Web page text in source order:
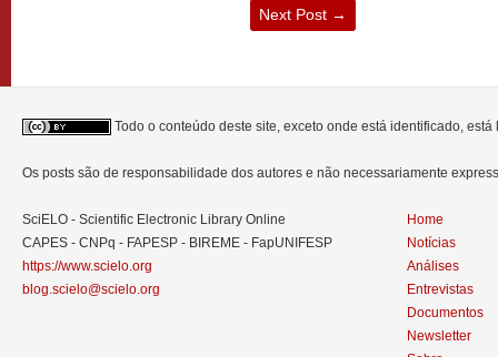
Next Post →
Todo o conteúdo deste site, exceto onde está identificado,
Os posts são de responsabilidade dos autores e não necessariamente
SciELO - Scientific Electronic Library Online
CAPES - CNPq - FAPESP - BIREME - FapUNIFESP
https://www.scielo.org
blog.scielo@scielo.org
Home
Notícias
Análises
Entrevistas
Documentos
Newsletter